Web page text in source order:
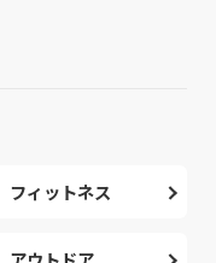
フィットネス